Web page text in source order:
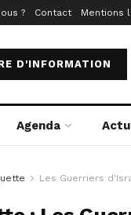
? Contact Mentions
D'INFORMATION
Agenda
Les Guerriers